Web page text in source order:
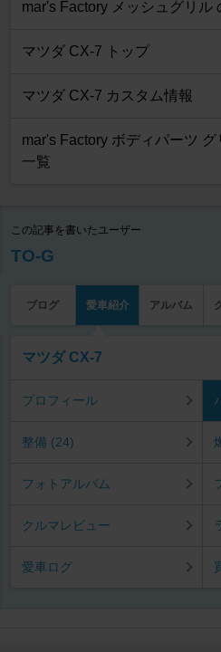
mar's Factory メッシュグリル
マツダ CX-7 トップ
マツダ CX-7 カスタム情報
mar's Factory ボディパーツ
一覧
この記事を書いたユーザー
TO-G
ブログ 愛車紹介 アルバム
マツダ CX-7
プロフィール
整備 (24)
フォトアルバム
クルマレビュー
愛車ログ